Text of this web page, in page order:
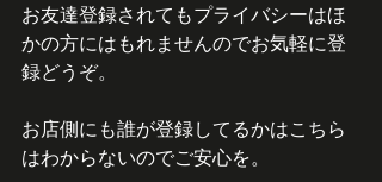
お友達登録されてもプライバシーはほ
かの方にはもれませんのでお気軽に登
録どうぞ。
お店側にも誰が登録してるかはこちら
はわからないのでご安心を。